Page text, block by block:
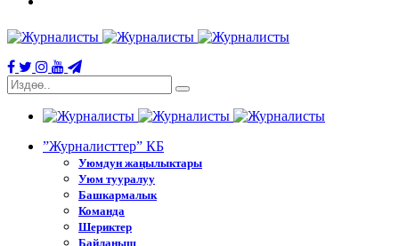
”Журналисттер” КБ
Уюмдун жаңылыктары
Уюм тууралуу
Башкармалык
Команда
Шериктер
Байланыш